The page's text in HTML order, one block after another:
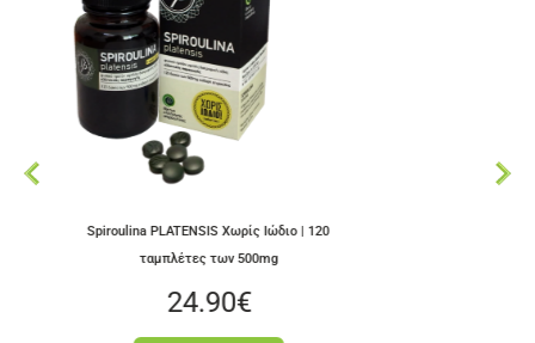
Χωρίς Ιώδιο | 120
Spiroulina PLATENSIS Με Ιώδιο |